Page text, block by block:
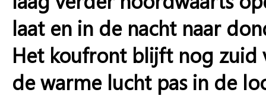
laat en in de nacht naar
Het koufront blijft nog zuid
de warme lucht pas in de